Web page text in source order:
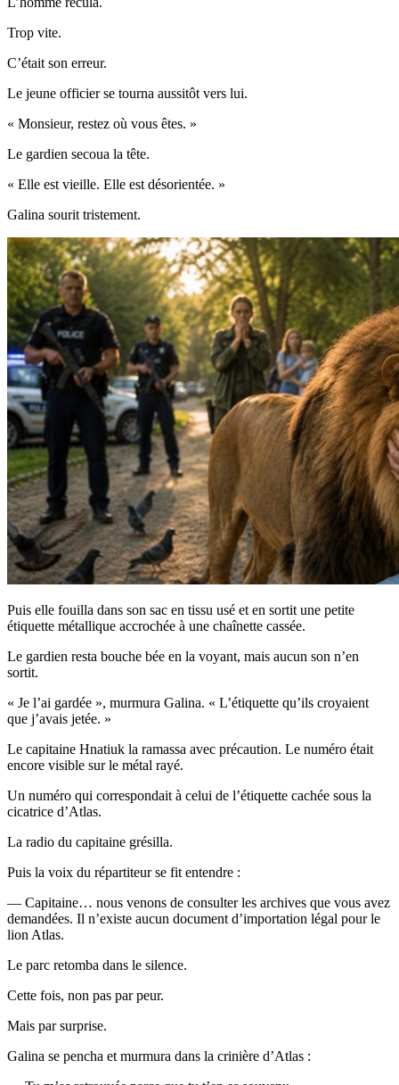
Trop vite.
C’était son erreur.
Le jeune officier se tourna aussitôt vers lui.
« Monsieur, restez où vous êtes. »
Le gardien secoua la tête.
« Elle est vieille. Elle est désorientée. »
Galina sourit tristement.
Puis elle fouilla dans son sac en tissu usé et en sortit une petite
étiquette métallique accrochée à une chaînette cassée.
Le gardien resta bouche bée en la voyant, mais aucun son n’en
sortit.
« Je l’ai gardée », murmura Galina. « L’étiquette qu’ils croyaient
que j’avais jetée. »
Le capitaine Hnatiuk la ramassa avec précaution. Le numéro était
encore visible sur le métal rayé.
Un numéro qui correspondait à celui de l’étiquette cachée sous la
cicatrice d’Atlas.
La radio du capitaine grésilla.
Puis la voix du répartiteur se fit entendre :
— Capitaine… nous venons de consulter les archives que vous avez
demandées. Il n’existe aucun document d’importation légal pour le
lion Atlas.
Le parc retomba dans le silence.
Cette fois, non pas par peur.
Mais par surprise.
Galina se pencha et murmura dans la crinière d’Atlas :